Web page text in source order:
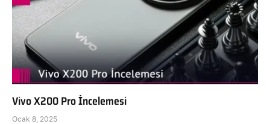
Vivo X200 Pro İncelemesi
Ocak 8, 2025